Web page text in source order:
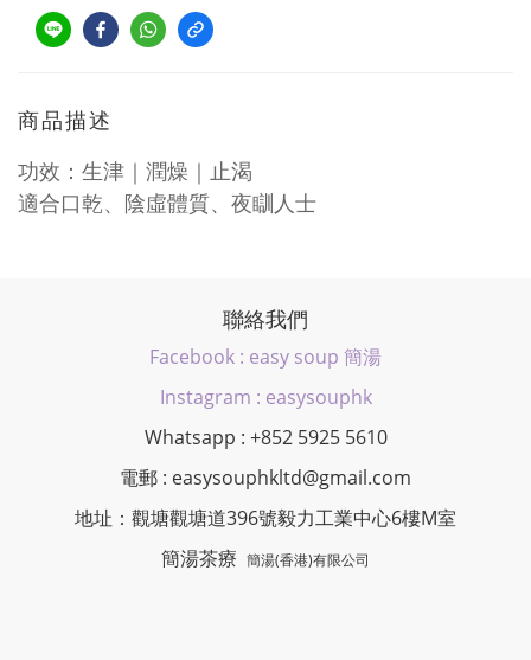
商品描述
功效：生津｜潤燥｜止渴
適合口乾、陰虛體質、夜瞓人士
聯絡我們
Facebook : easy soup 簡湯
Instagram : easysouphk
Whatsapp : +852 5925 5610
電郵 : easysouphkltd@gmail.com
地址：觀塘觀塘道396號毅力工業中心6樓M室
簡湯茶療 簡湯(香港)有限公司